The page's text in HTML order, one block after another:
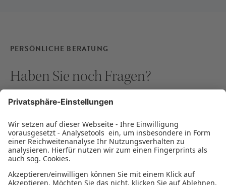
PERSÖNLICHE BERATUNG
Haben Sie noch Fragen?
Unsere Finanzierungsexperten beantworten Ihnen
gerne Ihre Fragen zu den Themen Gründung,
Nachfolge, Wachstum und Stabilisierung.
BERATUNG VEREINBAREN